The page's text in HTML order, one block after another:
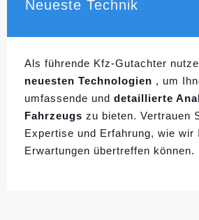
Neueste Technik
Als führende Kfz-Gutachter
neuesten Technologien , um
umfassende und detaillierte
Fahrzeugs zu bieten. Vertrauen
Expertise und Erfahrung, wie wir
Erwartungen übertreffen können.